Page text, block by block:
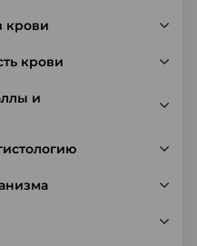
крови
крови
и